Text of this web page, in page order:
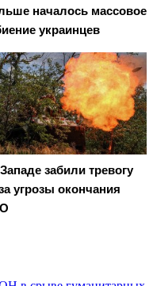
началось массовое
украинцев
забили тревогу
угрозы окончания